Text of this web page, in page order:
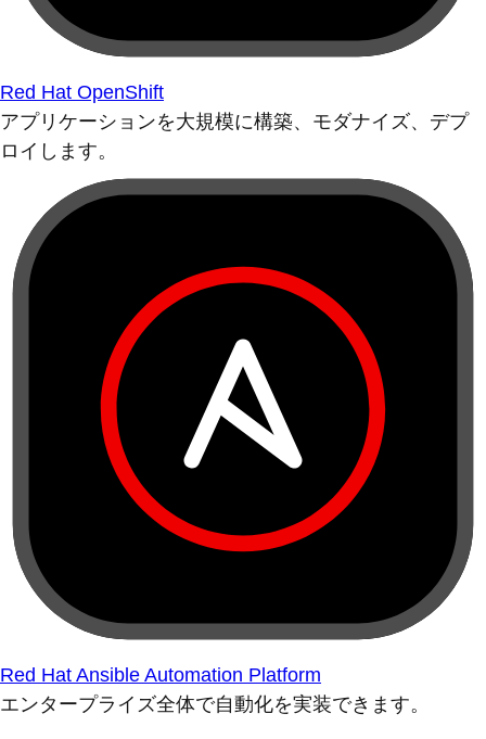
Red Hat OpenShift
アプリケーションを大規模に構築、モダナイズ、デプ
ロイします。
Red Hat Ansible Automation Platform
エンタープライズ全体で自動化を実装できます。